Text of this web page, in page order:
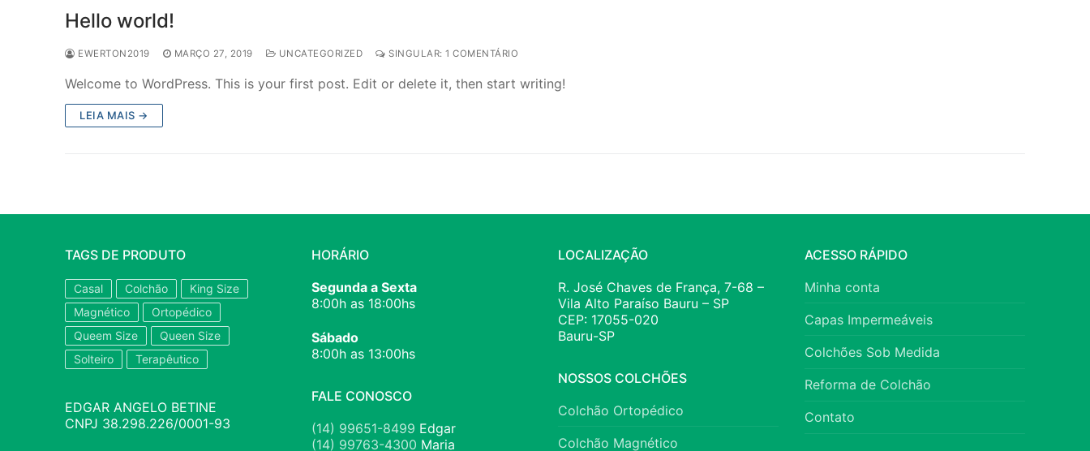
Hello world!
EWERTON2019 MARÇO 27, 2019 UNCATEGORIZED SINGULAR: 1 COMENTÁRIO
Welcome to WordPress. This is your first post. Edit or delete it, then start writing!
LEIA MAIS →
TAGS DE PRODUTO
Casal Colchão
King Size
Magnético
Ortopédico
Queem Size
Queen Size
Solteiro
Terapêutico
EDGAR ANGELO BETINE
CNPJ 38.298.226/0001-93
HORÁRIO
Segunda a Sexta
8:00h as 18:00hs
Sábado
8:00h as 13:00hs
FALE CONOSCO
(14) 99651-8499 Edgar
(14) 99763-4300 Maria
LOCALIZAÇÃO
R. José Chaves de França, 7-68 –
Vila Alto Paraíso Bauru – SP
CEP: 17055-020
Bauru-SP
NOSSOS COLCHÕES
Colchão Ortopédico
Colchão Magnético
ACESSO RÁPIDO
Minha conta
Capas Impermeáveis
Colchões Sob Medida
Reforma de Colchão
Contato